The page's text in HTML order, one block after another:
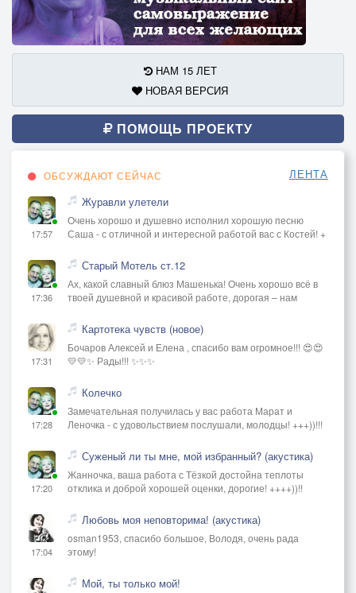
НАМ 15 ЛЕТ
НОВАЯ ВЕРСИЯ
ПОМОЩЬ ПРОЕКТУ
ОБСУЖДАЮТ СЕЙЧАС ЛЕНТА
17:57
Журавли улетели
Очень хорошо и душевно исполнил хорошую песню
Саша - с отличной и интересной работой вас с Костей! +
17:36
Старый Мотель ст.12
Ах, какой славный блюз Машенька! Очень хорошо всё в
твоей душевной и красивой работе, дорогая – нам
17:31
Картотека чувств (новое)
Бочаров Алексей и Елена , спасибо вам огромное!!! 😍😍
💛💛✨ Рады!!! ✨✨✨
17:28
Колечко
Замечательная получилась у вас работа Марат и
Леночка - с удовольствием послушали, молодцы! +++))!!!
17:20
Суженый ли ты мне, мой избранный? (акустика)
Жанночка, ваша работа с Тёзкой достойна теплоты
отклика и доброй хорошей оценки, дорогие! ++++))!!
17:04
Любовь моя неповторима! (акустика)
osman1953, спасибо большое, Володя, очень рада
этому!
Мой, ты только мой!